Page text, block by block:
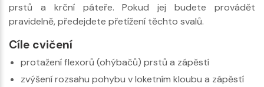
prstů a krční páteře. Pokud jej budete provádět
pravidelně, předejdete přetížení těchto svalů.
Cíle cvičení
protažení flexorů (ohýbačů) prstů a zápěstí
zvýšení rozsahu pohybu v loketním kloubu a zápěstí